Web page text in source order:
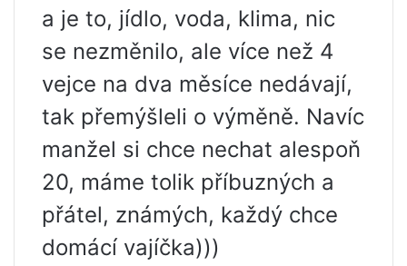
a je to, jídlo, voda, klima, nic
se nezměnilo, ale více než 4
vejce na dva měsíce nedávají,
tak přemýšleli o výměně. Navíc
manžel si chce nechat alespoň
20, máme tolik příbuzných a
přátel, známých, každý chce
domácí vajíčka)))